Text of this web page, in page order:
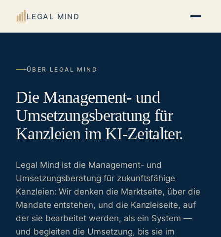
LEGAL MIND
ÜBER LEGAL MIND
Die Management- und
Umsetzungs­beratung für
Kanzleien im KI-Zeitalter.
Legal Mind ist die Management- und
Umsetzungsberatung für zukunftsfähige
Kanzleien: Wir denken die Marktseite, über die
Mandate entstehen, und die Kanzleiseite, auf
der sie bearbeitet werden, als ein System —
und begleiten die Umsetzung, bis sie im